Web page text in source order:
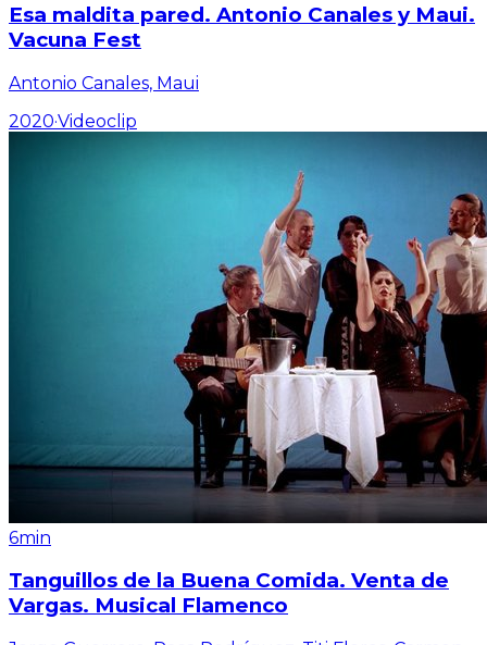
Esa maldita pared. Antonio Canales y Maui.
Vacuna Fest
Antonio Canales, Maui
2020·Videoclip
6min
Tanguillos de la Buena Comida. Venta de
Vargas. Musical Flamenco